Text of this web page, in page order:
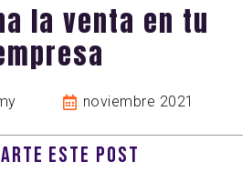
la venta en tu
noviembre 2021
ESTE POST